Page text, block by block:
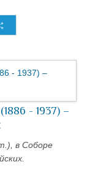
- 1937) –
в Соборе